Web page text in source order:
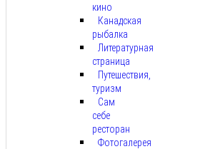
кино
Канадская
рыбалка
Литературная
страница
Путешествия,
туризм
Сам
себе
ресторан
Фотогалерея